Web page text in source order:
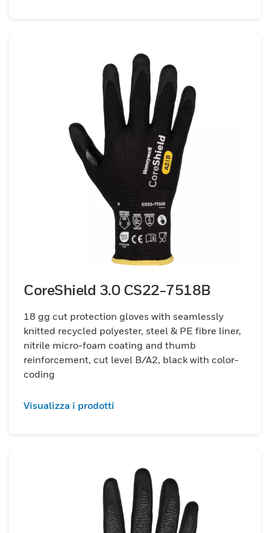
CoreShield 3.0 CS22-7518B
18 gg cut protection gloves with seamlessly
knitted recycled polyester, steel & PE fibre liner,
nitrile micro-foam coating and thumb
reinforcement, cut level B/A2, black with color-
coding
Visualizza i prodotti